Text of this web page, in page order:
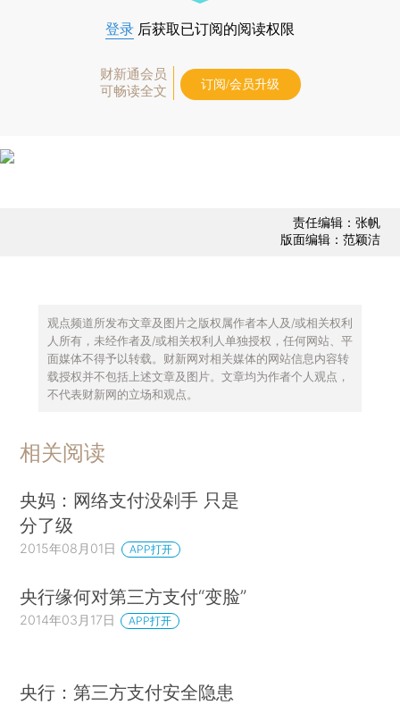
登录 后获取已订阅的阅读权限
财新通会员
可畅读全文
订阅/会员升级
责任编辑：张帆
版面编辑：范颖洁
观点频道所发布文章及图片之版权属作者本人及/或相关权利
人所有，未经作者及/或相关权利人单独授权，任何网站、平
面媒体不得予以转载。财新网对相关媒体的网站信息内容转
载授权并不包括上述文章及图片。文章均为作者个人观点，
不代表财新网的立场和观点。
相关阅读
央妈：网络支付没剁手 只是
分了级
2015年08月01日 APP打开
央行缘何对第三方支付“变脸”
2014年03月17日 APP打开
央行：第三方支付安全隐患